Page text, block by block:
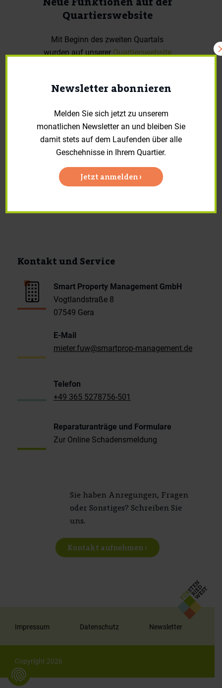
Quartierswebsite
Mit Beginn des zweiten Quartals
wurden auf unsererQuartierswebsite
Unter der Seite „Kontakt“ können Sie
fürMieterschädenund das
Mieterportalder Ackermann Gruppe
zugreifen.
Zudem haben Sie die Möglichkeit, Ihr
Interesse an der Anmietungeiner der
Kontakt und Service
Smart Property Management GmbH
Vogtlandstraße 8
07549 Gera
E-Mail
mieter.fuw@smartprop-management.de
Telefon
+49 365 5278756-501
Reparaturanträge und Formulare
Zur Online Schadensmeldung
Sie haben Anregungen, Fragen
oder Sonstiges? Schreiben Sie
uns.
Kontakt aufnehmen ›
Copyright 2026
Impressum Datenschutz Newsletter
Newsletter abonnieren
Melden Sie sich jetzt zu unserem
monatlichen Newsletter an und bleiben Sie
damit stets auf dem Laufenden über alle
Geschehnisse in Ihrem Quartier.
Jetzt anmelden ›